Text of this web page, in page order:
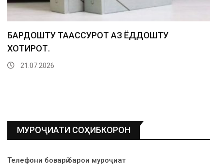
БАРДОШТУ ТААССУРОТ АЗ ЁДДОШТУ
ХОТИРОТ.
21.07.2026
МУРОҶИАТИ СОҲИБКОРОН
Телефони боварӣ барои муроҷиат